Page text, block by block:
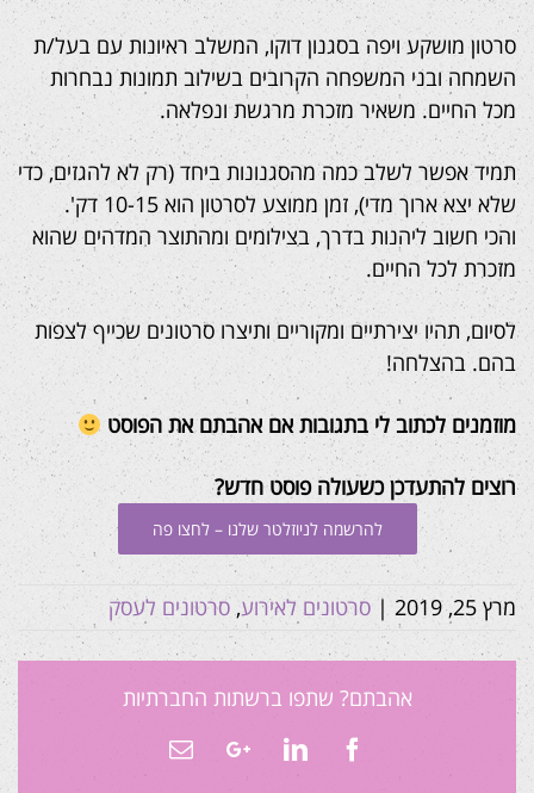
סרטון מושקע ויפה בסגנון דוקו, המשלב ראיונות עם בעל/ת
השמחה ובני המשפחה הקרובים בשילוב תמונות נבחרות
מכל החיים. משאיר מזכרת מרגשת ונפלאה.
תמיד אפשר לשלב כמה מהסגנונות ביחד (רק לא להגזים, כדי
שלא יצא ארוך מדי), זמן ממוצע לסרטון הוא 10-15 דק'.
והכי חשוב ליהנות בדרך, בצילומים ומהתוצר המדהים שהוא
מזכרת לכל החיים.
לסיום, תהיו יצירתיים ומקוריים ותיצרו סרטונים שכייף לצפות
בהם. בהצלחה!
מוזמנים לכתוב לי בתגובות אם אהבתם את הפוסט
רוצים להתעדכן כשעולה פוסט חדש?
להרשמה לניוזלטר שלנו – לחצו פה
מרץ 25, 2019 | סרטונים לאירוע,סרטונים לעסק
אהבתם? שתפו ברשתות החברתיות
Facebook
LinkedIn
Google+
Email